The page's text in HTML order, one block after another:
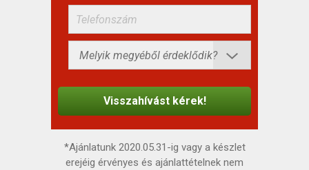
*Ajánlatunk 2020.05.31-ig vagy a készlet
erejéig érvényes és ajánlattételnek nem